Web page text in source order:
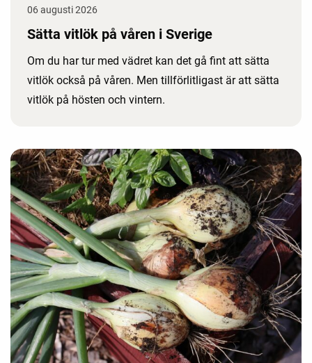
06 augusti 2026
Sätta vitlök på våren i Sverige
Om du har tur med vädret kan det gå fint att sätta
vitlök också på våren. Men tillförlitligast är att sätta
vitlök på hösten och vintern.